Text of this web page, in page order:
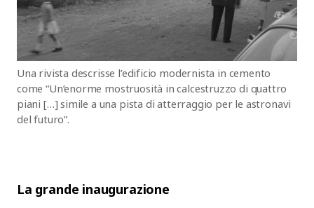
Una rivista descrisse l’edificio modernista in cemento
come “Un’enorme mostruosità in calcestruzzo di quattro
piani […] simile a una pista di atterraggio per le astronavi
del futuro”.
La grande inaugurazione